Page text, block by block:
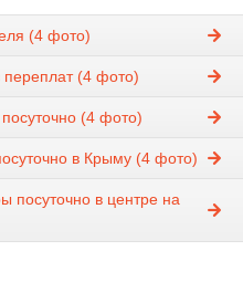
(4 фото)
переплат (4 фото)
(4 фото)
в Крыму (4 фото)
посуточно в центре на